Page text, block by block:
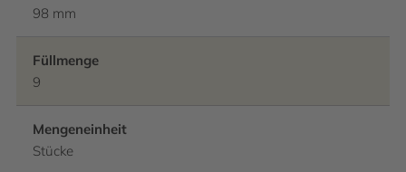
98 mm
Füllmenge
9
Mengeneinheit
Stücke